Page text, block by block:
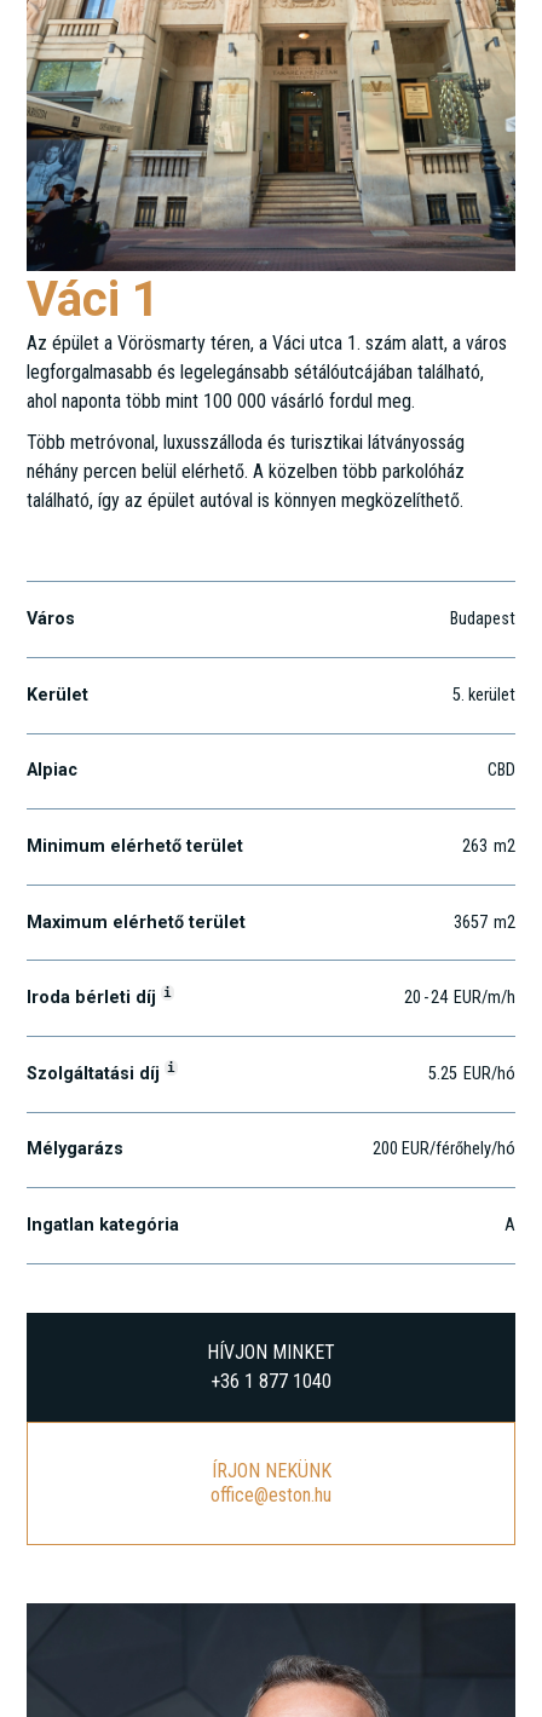
Váci 1
Az épület a Vörösmarty téren, a Váci utca 1. szám alatt, a város
legforgalmasabb és legelegánsabb sétálóutcájában található,
ahol naponta több mint 100 000 vásárló fordul meg.
Több metróvonal, luxusszálloda és turisztikai látványosság
néhány percen belül elérhető. A közelben több parkolóház
található, így az épület autóval is könnyen megközelíthető.
Város Budapest
Kerület 5. kerület
Alpiac CBD
Minimum elérhető terület 263 m2
Maximum elérhető terület 3657 m2
Iroda bérleti díj i 20 -24 EUR/m/h
Szolgáltatási díj i 5.25 EUR/hó
Mélygarázs 200 EUR/férőhely/hó
Ingatlan kategória A
HÍVJON MINKET
+36 1 877 1040
ÍRJON NEKÜNK
office@eston.hu